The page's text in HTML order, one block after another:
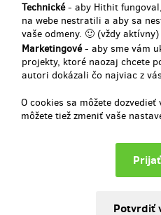
Technické- aby Hithit
na webe nestratili a aby sa
vaše odmeny. 🙂 (vždy aktívny)
Marketingové- aby sme vám
projekty, ktoré naozaj chcete
autori dokázali čo najviac z
O cookies sa môžete
môžete tiež zmeniť vaše
1 000
Vaše jméno na letadle -
my vaše jméno na letadlo
nám ho napsat do poznámky.